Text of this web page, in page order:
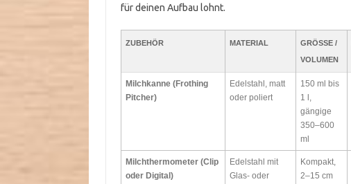
für deinen Aufbau lohnt.
ZUBEHÖR MATERIAL
GRÖSSE / V
OLUMEN
Milchkanne (Frothing
Pitcher)
Edelstahl, matt
oder poliert
150 ml bis
1 l,
gängige
350–600
ml
Milchthermometer (Clip
oder Digital)
Edelstahl mit
Glas- oder
Kompakt,
2–15 cm